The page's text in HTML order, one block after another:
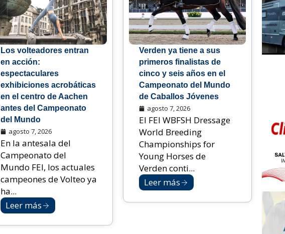
Los volteadores entran
en acción:
espectaculares
exhibiciones acrobáticas
en el centro de Aachen
antes del Campeonato
del Mundo
agosto 7, 2026
En la antesala del
Campeonato del
Mundo FEI, los actuales
campeones de Volteo ya
ha...
Leer más
Verden ya tiene a sus
primeros finalistas de
cinco y seis años en el
Campeonato del Mundo
de Caballos Jóvenes
agosto 7, 2026
El FEI WBFSH Dressage
World Breeding
Championships for
Young Horses de
Verden conti...
Leer más